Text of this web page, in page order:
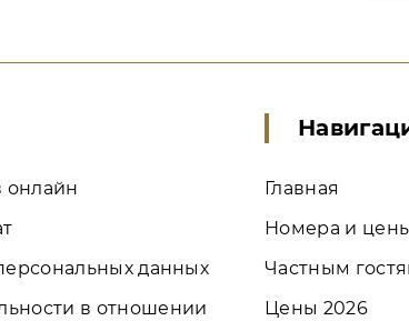
онлайн
данных
в отношении
Главная
Номера и
Частным
Цены 2026